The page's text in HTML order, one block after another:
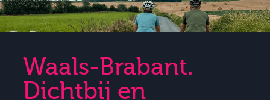
Waals-Brabant.
Dichtbij en